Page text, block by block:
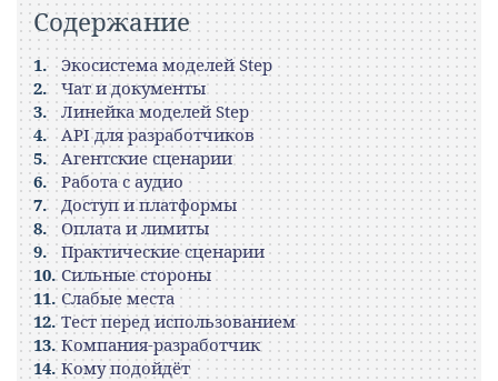
Содержание
Экосистема моделей Step
Чат и документы
Линейка моделей Step
API для разработчиков
Агентские сценарии
Работа с аудио
Доступ и платформы
Оплата и лимиты
Практические сценарии
Сильные стороны
Слабые места
Тест перед использованием
Компания-разработчик
Кому подойдёт